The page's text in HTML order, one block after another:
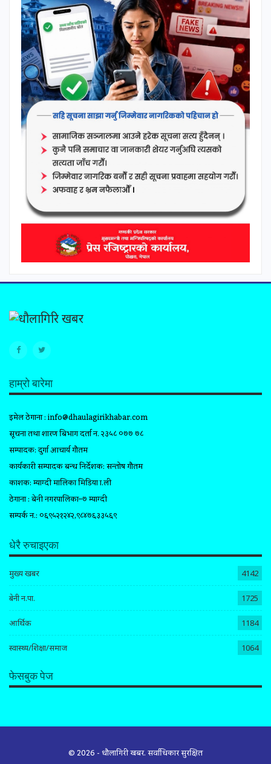
हाम्रो बारेमा
इमेल ठेगाना :info@dhaulagirikhabar.com
सूचना तथा प्रशारण बिभाग दर्ता न. २३५८ ०७७ ७८
सम्पादक: दुर्गा आचार्य गौतम
कार्यकारी सम्पादक प्रबन्ध निर्देशक: सन्तोष गौतम
प्रकाशक: म्याग्दी मालिका मिडिया प्रा.ली
ठेगाना : बेनी नगरपालिका–७ म्याग्दी
सम्पर्क न.: ०६९५२१२४२,९८४७६३३५६९
धेरै रुचाइएका
मुख्य खबर 4142
बेनी न.पा. 1725
आर्थिक 1184
स्वास्थ्य/शिक्षा/समाज 1064
फेसबुक पेज
© 2026 - धौलागिरी खबर. सर्वाधिकार सुरक्षित